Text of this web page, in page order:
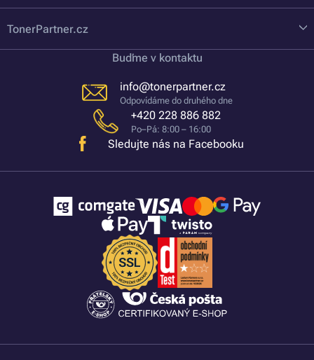
TonerPartner.cz
Buďme v kontaktu
info@tonerpartner.cz
Odpovídáme do druhého dne
+420 228 886 882
Po–Pá: 8:00 – 16:00
Sledujte nás na Facebooku